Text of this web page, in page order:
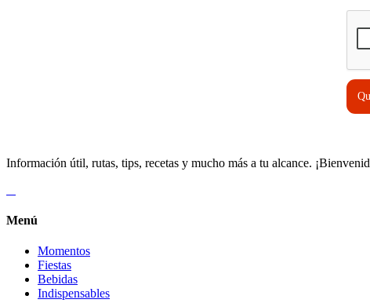
Información útil, rutas, tips, recetas y mucho más a tu alcance.
Menú
Momentos
Fiestas
Bebidas
Indispensables